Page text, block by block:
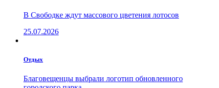
В Свободке ждут массового цветения лотосов
25.07.2026
Отдых
Благовещенцы выбрали логотип обновленного